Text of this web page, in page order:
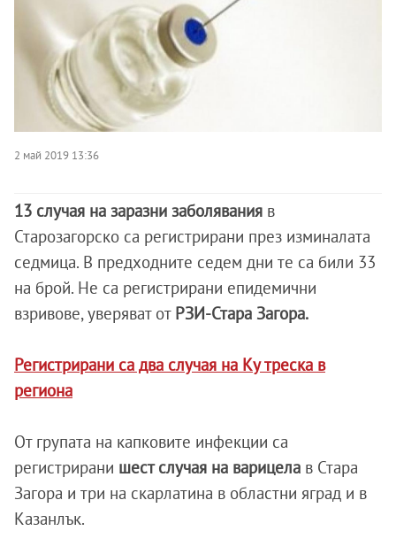
2 май 2019 13:36
13 случая на заразни заболявания в
Старозагорско са регистрирани през изминалата
седмица. В предходните седем дни те са били 33
на брой. Не са регистрирани епидемични
взривове, уверяват от РЗИ-Стара Загора.
Регистрирани са два случая на Ку треска в
региона
От групата на капковите инфекции са
регистрирани шест случая на варицела в Стара
Загора и три на скарлатина в областни яград и в
Казанлък.